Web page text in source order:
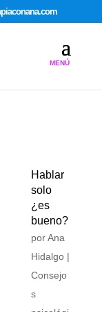
Hablar
solo
¿es
bueno?
porAna
Hidalgo|
Consejo
s